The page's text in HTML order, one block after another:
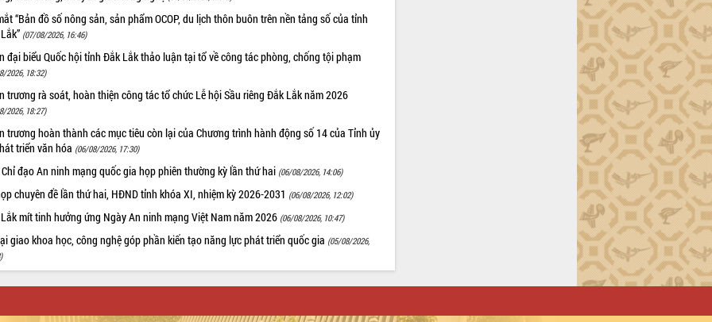
“Bản đồ số nông sản, sản phẩm OCOP, du lịch thôn buôn trên nền tảng số của tỉnh
(07/08/2026, 16:46)
đại biểu Quốc hội tỉnh Đắk Lắk thảo luận tại tổ về công tác phòng, chống tội phạm
2026, 18:32)
trương rà soát, hoàn thiện công tác tổ chức Lễ hội Sầu riêng Đắk Lắk năm 2026
2026, 18:27)
trương hoàn thành các mục tiêu còn lại của Chương trình hành động số 14 của Tỉnh ủy
triển văn hóa (06/08/2026, 17:30)
đạo An ninh mạng quốc gia họp phiên thường kỳ lần thứ hai (06/08/2026, 14:06)
chuyên đề lần thứ hai, HĐND tỉnh khóa XI, nhiệm kỳ 2026-2031 (06/08/2026, 12:02)
mít tinh hưởng ứng Ngày An ninh mạng Việt Nam năm 2026 (06/08/2026, 10:47)
giao khoa học, công nghệ góp phần kiến tạo năng lực phát triển quốc gia (05/08/2026,